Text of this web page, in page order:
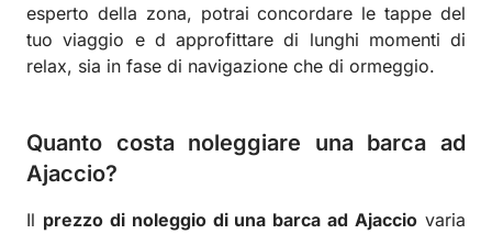
esperto della zona, potrai concordare le tappe del
tuo viaggio e d approfittare di lunghi momenti di
relax, sia in fase di navigazione che di ormeggio.
Quanto costa noleggiare una barca ad
Ajaccio?
Il prezzo di noleggio di una barca ad Ajaccio varia